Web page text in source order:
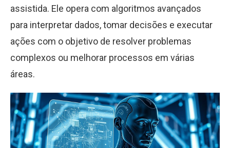
assistida. Ele opera com algoritmos avançados
para interpretar dados, tomar decisões e executar
ações com o objetivo de resolver problemas
complexos ou melhorar processos em várias
áreas.